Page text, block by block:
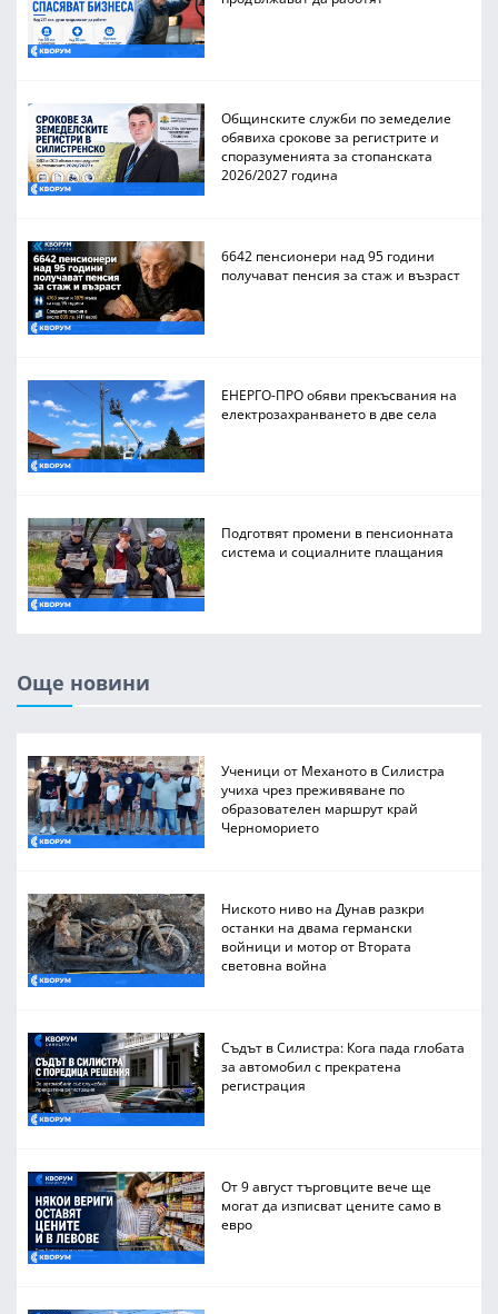
Общинските служби по земеделие
обявиха срокове за регистрите и
споразуменията за стопанската
2026/2027 година
6642 пенсионери над 95 години
получават пенсия за стаж и възраст
ЕНЕРГО-ПРО обяви прекъсвания на
електрозахранването в две села
Подготвят промени в пенсионната
система и социалните плащания
Още новини
Ученици от Механото в Силистра
учиха чрез преживяване по
образователен маршрут край
Черноморието
Ниското ниво на Дунав разкри
останки на двама германски
войници и мотор от Втората
световна война
Съдът в Силистра: Кога пада глобата
за автомобил с прекратена
регистрация
От 9 август търговците вече ще
могат да изписват цените само в
евро